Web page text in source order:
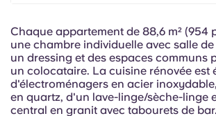
Portuguese
Chaque appartement de 88,6 m² (954
une chambre individuelle avec salle
un dressing et des espaces communs
un colocataire. La cuisine rénovée est
d'électroménagers en acier
en quartz, d'un lave-linge/sèche-linge
central en granit avec tabourets de